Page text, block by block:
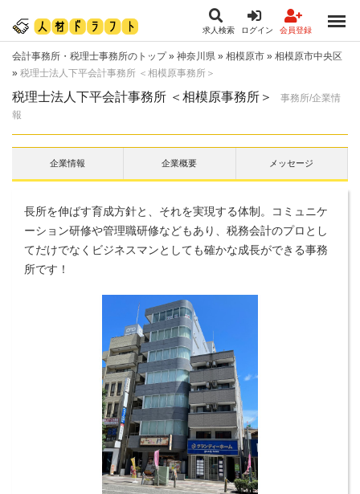
求人検索 ログイン 会員登録
会計事務所・税理士事務所のトップ» 神奈川県 » 相模原市 » 相模原市中央区
» 税理士法人下平会計事務所 ＜相模原事務所＞
税理士法人下平会計事務所 ＜相模原事務所＞
事務所/企業情
報
企業情報 企業概要 メッセージ
長所を伸ばす育成方針と、それを実現する体制。コミュニケ
ーション研修や管理職研修などもあり、税務会計のプロとし
てだけでなくビジネスマンとしても確かな成長ができる事務
所です！